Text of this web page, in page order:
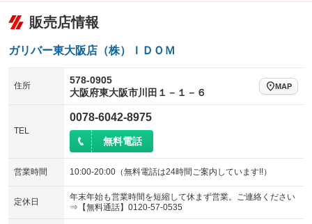
販売店情報
ガリバー東大阪店（株）ＩＤＯＭ
住所
578-0905
大阪府東大阪市川田１－１－６
MAP
TEL
0078-6042-8975
無料電話
営業時間 10:00-20:00（無料電話は24時間ご案内しています!!）
定休日
年末年始も営業時間を短縮して休まず営業。ご連絡ください
⇒【無料通話】0120-57-0535